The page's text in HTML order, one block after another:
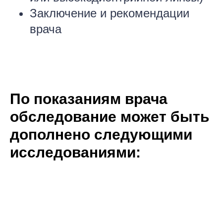
Заключение и рекомендации
врача
По показаниям врача
обследование может быть
дополнено следующими
исследованиями: